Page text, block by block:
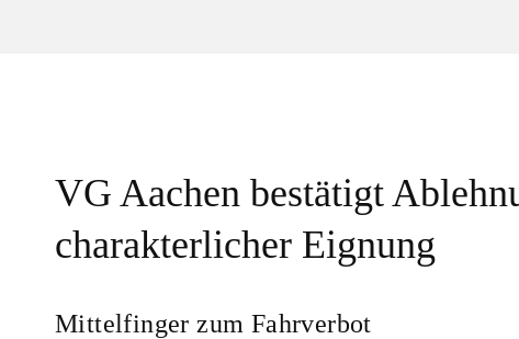
VG Aachen bestätigt
charakterlicher Eignung
Mittelfinger zum Fahrverbot